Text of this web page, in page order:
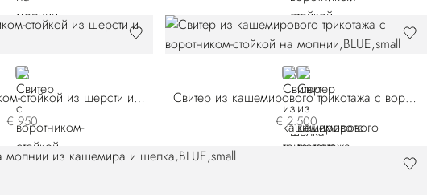
BLACK
Свитер с воротником-стойкой из шерсти и шелка
€ 950
BLUEWHITE
Свитер из кашемирового трикотажа с воротником-стойкой на молнии
€ 2.500